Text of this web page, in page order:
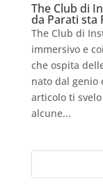
The Club di
da Parati sta
The Club di
immersivo e
che ospita
nato dal genio
articolo ti
alcune...